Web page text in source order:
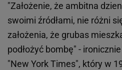
"Założenie, że ambitna
swoimi źródłami, nie różni
założenia, że grubas
podłożyć bombę" -
"New York Times", który w